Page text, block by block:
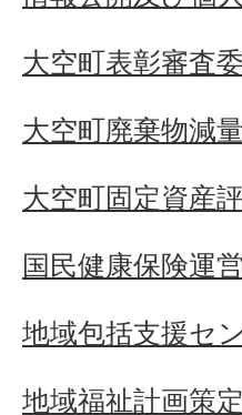
大空町表彰審査
大空町廃棄物減
大空町固定資産
国民健康保険運
地域包括支援セ
地域福祉計画策